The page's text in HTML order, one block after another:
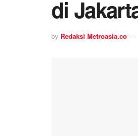
di
by Redaksi Metroasia.co